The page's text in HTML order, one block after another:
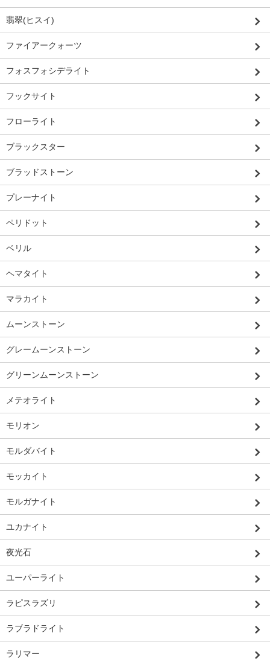
翡翠(ヒスイ)
ファイアークォーツ
フォスフォシデライト
フックサイト
フローライト
ブラックスター
ブラッドストーン
プレーナイト
ペリドット
ベリル
ヘマタイト
マラカイト
ムーンストーン
グレームーンストーン
グリーンムーンストーン
メテオライト
モリオン
モルダバイト
モッカイト
モルガナイト
ユカナイト
夜光石
ユーパーライト
ラピスラズリ
ラブラドライト
ラリマー